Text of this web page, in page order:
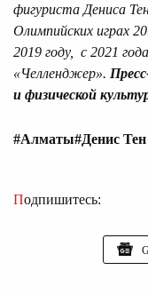
фигуриста Дениса
Олимпийских играх
2019 году, с 2021
«Челленджер».
и физической
#Алматы#Денис Тен
Подпишитесь: